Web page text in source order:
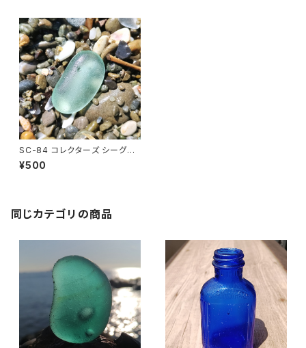
SC-84 コレクターズ シーグラ
ス（アップルグリーン）
¥500
同じカテゴリの商品